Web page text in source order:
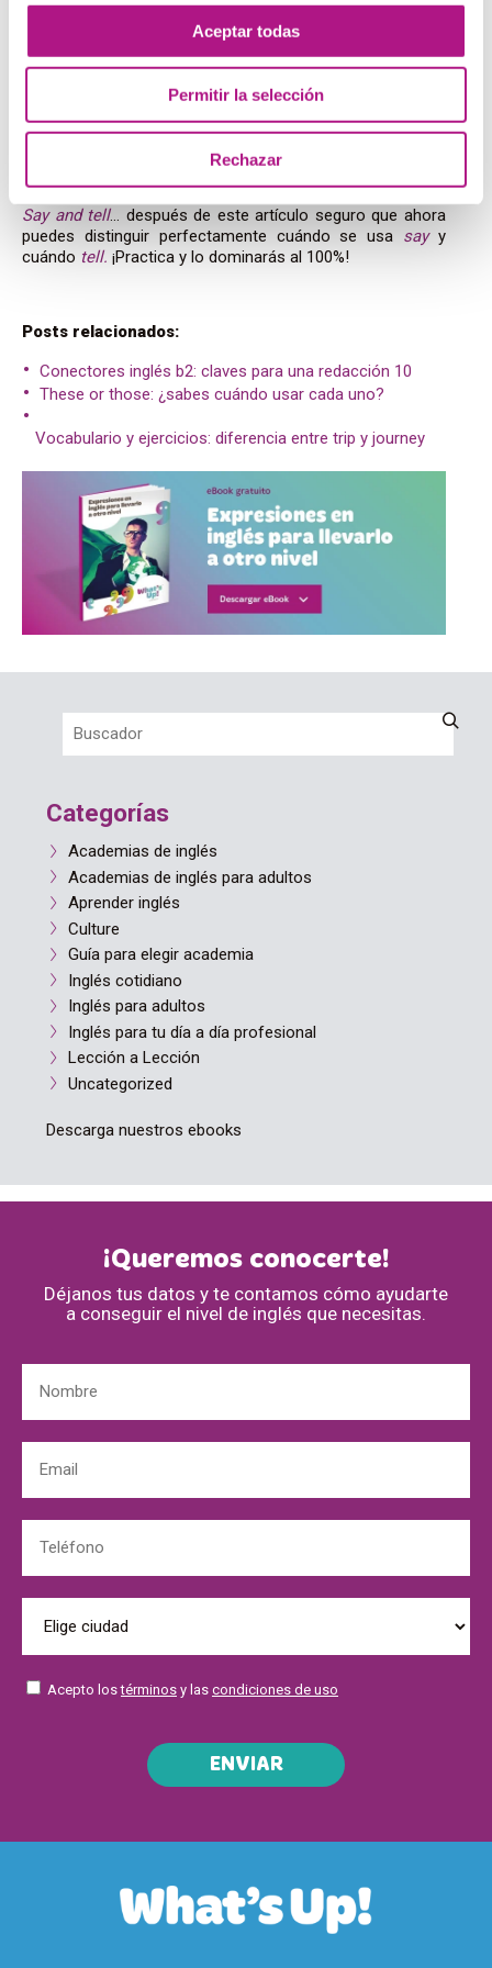
Aceptar todas
Permitir la selección
Rechazar
– Decir la verdad.
Tell a lie– Mentir.
– Contar un secreto.
I can’t tell the difference– No puedo ver la diferencia.
You can tell he studies a lot– Se nota que estudia
mucho. (¡esta frase es muy común y muy útil para el
Say and tell… después de este artículo seguro que ahora
puedes distinguir perfectamente cuándo se usa sayy
cuándo tell. ¡Practica y lo dominarás al 100%!
Posts relacionados:
Conectores inglés b2: claves para una redacción 10
These or those: ¿sabes cuándo usar cada uno?
Vocabulario y ejercicios: diferencia entre trip y journey
Categorías
Academias de inglés
Academias de inglés para adultos
Aprender inglés
Culture
Guía para elegir academia
Inglés cotidiano
Inglés para adultos
Inglés para tu día a día profesional
Lección a Lección
Uncategorized
Descarga nuestros ebooks
¡Queremos conocerte!
Déjanos tus datos y te contamos cómo ayudarte
a conseguir el nivel de inglés que necesitas.
Acepto lostérminos y las condiciones de uso
ENVIAR